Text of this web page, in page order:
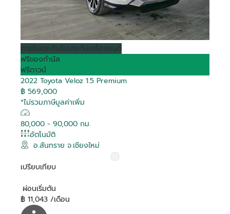
การรับประกันรับประกันเครื่องยนต์
ฟรีของกำนัล
ฟรีดาวน์
2022 Toyota Veloz 1.5 Premium
฿ 569,000
*ไม่รวมภาษีมูลค่าเพิ่ม
80,000 - 90,000 กม.
อัตโนมัติ
อ.สันทราย จ.เชียงใหม่
เปรียบเทียบ
ผ่อนเริ่มต้น
฿ 11,043 /เดือน